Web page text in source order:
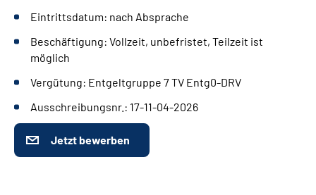
Erweiterte Suche
Gebärdensprache
Leichte Sprache
Eintrittsdatum: nach Absprache
Beschäftigung: Vollzeit, unbefristet, Teilzeit ist
möglich
Vergütung: Entgeltgruppe 7 TV Entg0-DRV
Ausschreibungsnr.: 17-11-04-2026
Jetzt bewerben